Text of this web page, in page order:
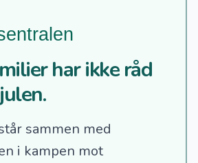
har ikke råd
sammen med
i kampen mot